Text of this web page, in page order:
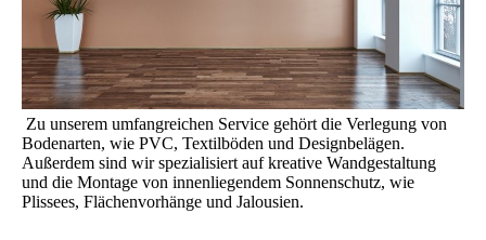
Zu unserem umfangreichen Service gehört die Verlegung von
Bodenarten, wie PVC, Textilböden und Designbelägen.
Außerdem sind wir spezialisiert auf kreative Wandgestaltung
und die Montage von innenliegendem Sonnenschutz, wie
Plissees, Flächenvorhänge und Jalousien.